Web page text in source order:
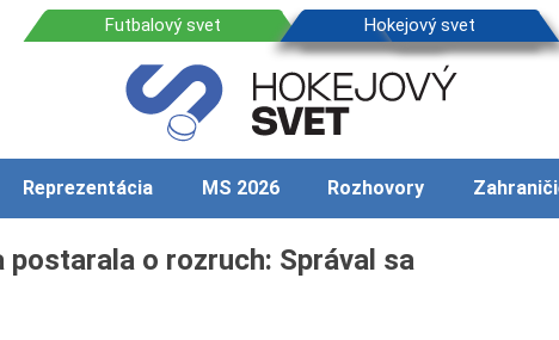
Reprezentácia MS 2026 Rozhovory
postarala o rozruch: Správal sa